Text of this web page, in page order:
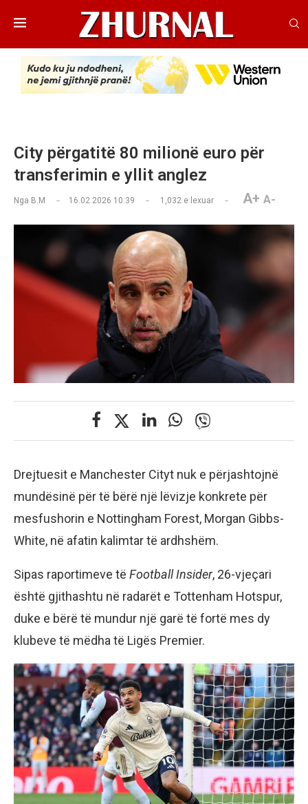
City përgatitë 80 milionë euro për
transferimin e yllit anglez
Nga B.M 16.02.2026 10:39 1,032 e lexuar A+ A-
Drejtuesit e Manchester Cityt nuk e përjashtojnë
mundësinë për të bërë një lëvizje konkrete për
mesfushorin e Nottingham Forest, Morgan Gibbs-
White, në afatin kalimtar të ardhshëm.
Sipas raportimeve të Football Insider, 26-vjeçari
është gjithashtu në radarët e Tottenham Hotspur,
duke e bërë të mundur një garë të fortë mes dy
klubeve të mëdha të Ligës Premier.